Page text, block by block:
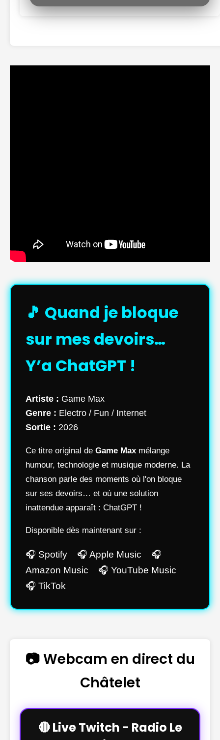
🎵 Quand je bloque
sur mes devoirs…
Y’a ChatGPT !
Artiste : Game Max
Genre : Electro / Fun / Internet
Sortie : 2026
Ce titre original de Game Max mélange
humour, technologie et musique moderne. La
chanson parle des moments où l'on bloque
sur ses devoirs… et où une solution
inattendue apparaît : ChatGPT !
Disponible dès maintenant sur :
🎧 Spotify 🎧 Apple Music 🎧
Amazon Music 🎧 YouTube Music
🎧 TikTok
📷 Webcam en direct du
Châtelet
🔴 Live Twitch - Radio Le